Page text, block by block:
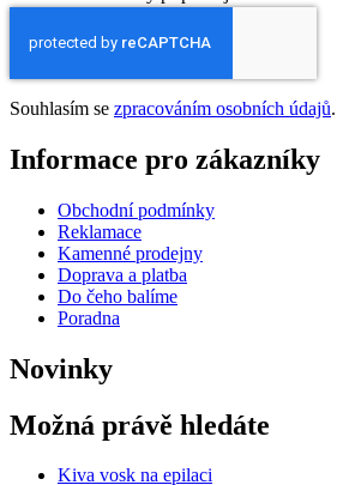
Souhlasím se zpracováním osobních údajů.
Informace pro zákazníky
Obchodní podmínky
Reklamace
Kamenné prodejny
Doprava a platba
Do čeho balíme
Poradna
Novinky
Možná právě hledáte
Kiva vosk na epilaci